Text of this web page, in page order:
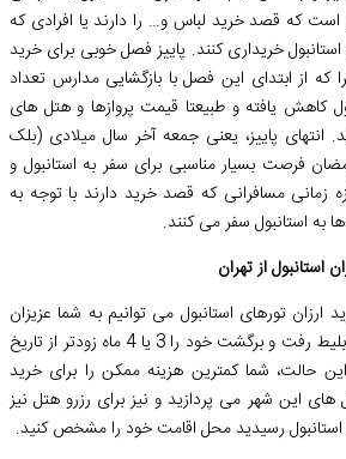
است که قصد خرید لباس و… را دارند یا افرادی که
خریداری کنند. پاییز فصل خوبی برای خرید
که از ابتدای این فصل با بازگشایی مدارس تعداد
کاهش یافته و طبیعتا قیمت پروازها و هتل ‌های
پاییز، یعنی جمعه آخر سال میلادی (بلک
فرصت بسیار مناسبی برای سفر به استانبول و
زمانی مسافرانی که قصد خرید دارند با توجه به
به استانبول سفر می‌ کنند.
استانبول از تهران
ارزان تورهای استانبول می ‌توانیم به شما عزیزان
ارائه کنیم این است که شما بلیط رفت و برگشت خود را 3 یا 4 ماه زودتر از تاریخ
حالت، شما کمترین هزینه ممکن را برای خرید
های این شهر می ‌پردازید و نیز برای رزرو هتل نیز
رسیدید محل اقامت خود را مشخص کنید.